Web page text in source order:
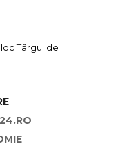
Târgul de